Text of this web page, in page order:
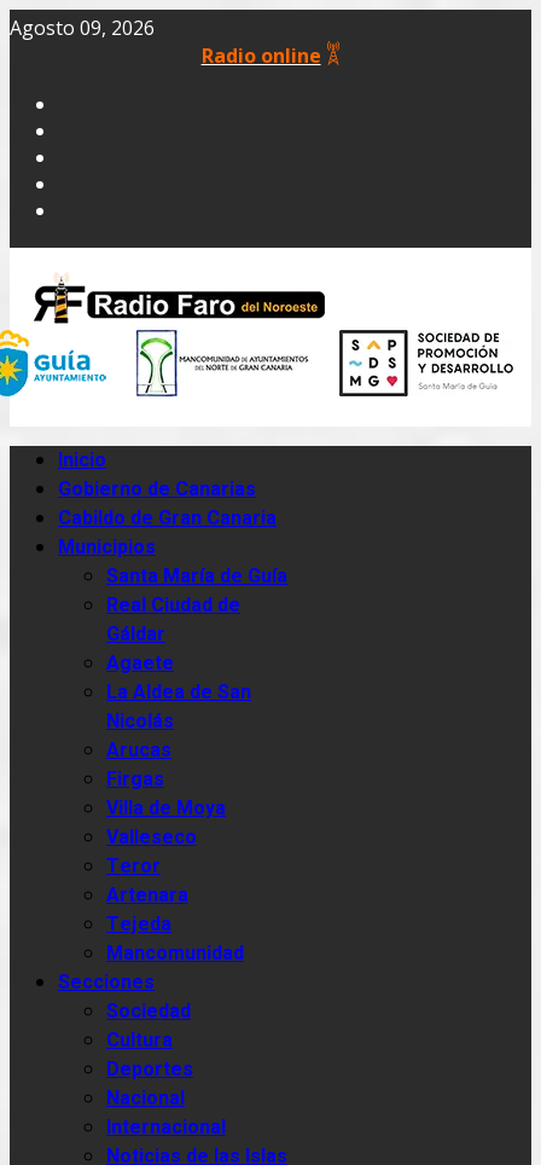
Agosto 09, 2026
Radio online
Inicio
Gobierno de Canarias
Cabildo de Gran Canaria
Municipios
Santa María de Guía
Real Ciudad de
Gáldar
Agaete
La Aldea de San
Nicolás
Arucas
Firgas
Villa de Moya
Valleseco
Teror
Artenara
Tejeda
Mancomunidad
Secciones
Sociedad
Cultura
Deportes
Nacional
Internacional
Noticias de las Islas